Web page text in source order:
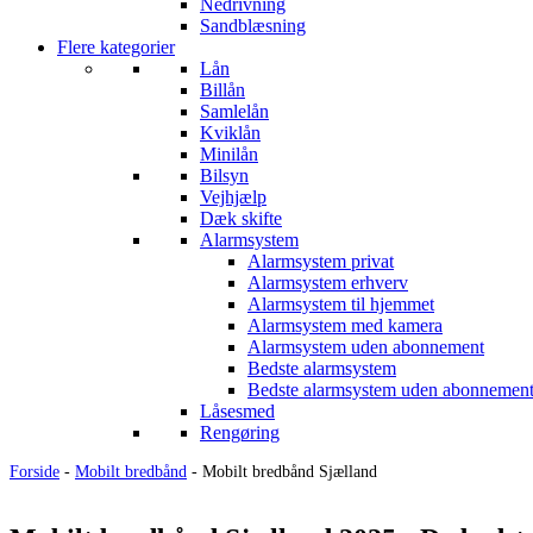
Nedrivning
Sandblæsning
Flere kategorier
Lån
Billån
Samlelån
Kviklån
Minilån
Bilsyn
Vejhjælp
Dæk skifte
Alarmsystem
Alarmsystem privat
Alarmsystem erhverv
Alarmsystem til hjemmet
Alarmsystem med kamera
Alarmsystem uden abonnement
Bedste alarmsystem
Bedste alarmsystem uden abonnement
Låsesmed
Rengøring
Forside - Mobilt bredbånd - Mobilt bredbånd Sjælland